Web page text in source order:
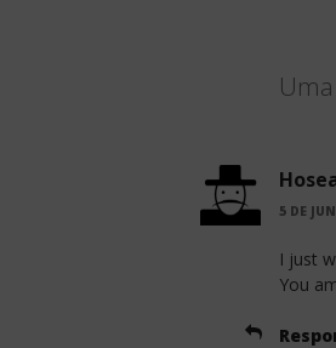
5 DE
I just
You